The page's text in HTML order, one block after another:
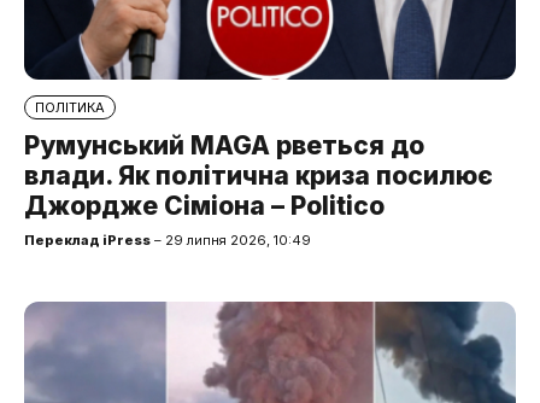
ПОЛІТИКА
Румунський MAGA рветься до
влади. Як політична криза посилює
Джордже Сіміона – Politico
Переклад iPress – 29 липня 2026, 10:49